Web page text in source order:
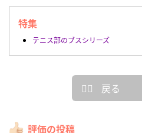
特集
テニス部のブスシリーズ
戻る
評価の投稿